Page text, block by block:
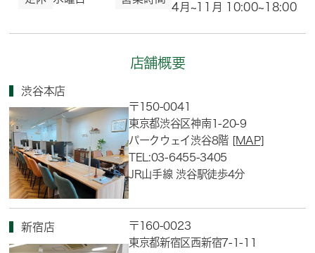
4月~11月 10:00~18:00
店舗概要
渋谷本店
〒150-0041
東京都渋谷区神南1-20-9
パークウェイ渋谷8階 [MAP]
TEL:03-6455-3405
JR山手線 渋谷駅徒歩4分
新宿店
〒160-0023
東京都新宿区西新宿7-1-11